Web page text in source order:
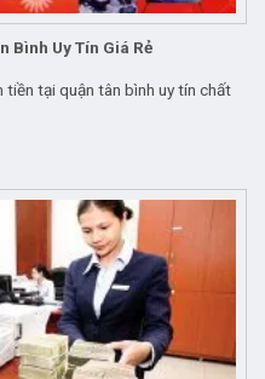
Bình Uy Tín Giá Rẻ
tiền tại quận tân bình uy tín chất